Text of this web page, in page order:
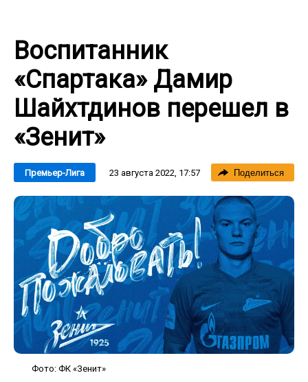
Воспитанник
«Спартака» Дамир
Шайхтдинов перешел в
«Зенит»
Премьер-Лига 23 августа 2022, 17:57 Поделиться
Фото: ФК «Зенит»